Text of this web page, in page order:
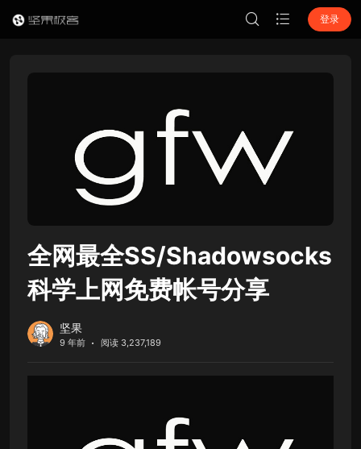
登录
全网最全SS/Shadowsocks
科学上网免费帐号分享
坚果
9 年前 阅读 3,237,189